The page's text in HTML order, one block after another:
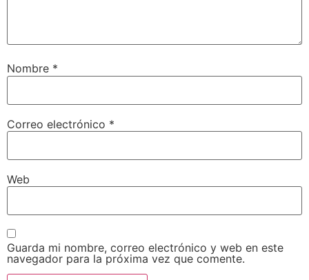
Nombre *
Correo electrónico *
Web
Guarda mi nombre, correo electrónico y web en este
navegador para la próxima vez que comente.